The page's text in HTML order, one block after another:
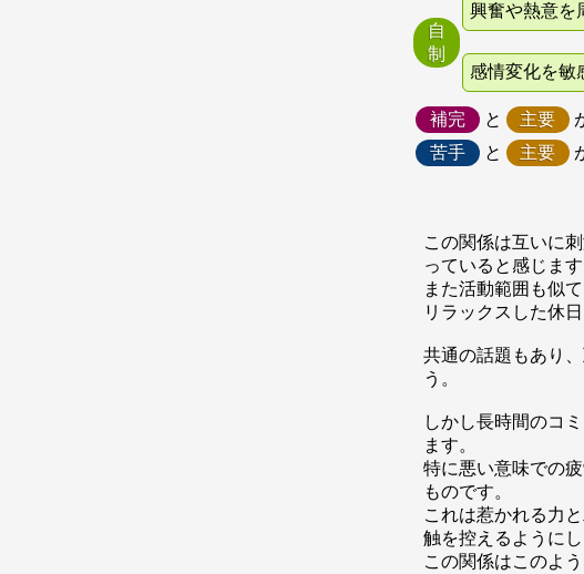
自
制
興奮や熱意を
感情変化を敏
補完 と 主要
苦手
と 主要
この関係は互いに
っていると感じます
また活動範囲も似
リラックスした休
共通の話題もあり
う。
しかし長時間のコ
ます。
特に悪い意味での
ものです。
これは惹かれる力
触を控えるようにし
この関係はこのよ